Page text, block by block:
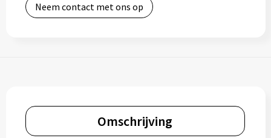
Neem contact met ons op
Omschrijving